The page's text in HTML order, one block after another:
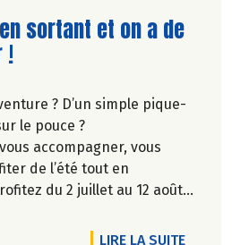
l'article
sortant et on a de
!
? D’un simple pique-
le pouce ?
accompagner, vous
de l’été tout en
du 2 juillet au 12 août
LIRE LA SUITEDE